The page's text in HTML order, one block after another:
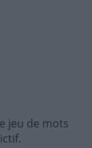
jeu de mots